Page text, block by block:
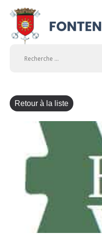
Retour à la liste